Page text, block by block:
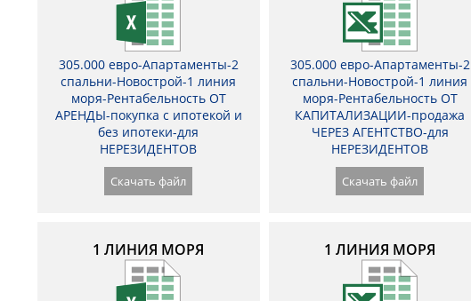
305.000 евро-Апартаменты-2
спальни-Новострой-1 линия
моря-Рентабельность ОТ
АРЕНДЫ-покупка с ипотекой и
без ипотеки-для
НЕРЕЗИДЕНТОВ
Скачать файл
305.000 евро-Апартаменты-2
спальни-Новострой-1 линия
моря-Рентабельность ОТ
КАПИТАЛИЗАЦИИ-продажа
ЧЕРЕЗ АГЕНТСТВО-для
НЕРЕЗИДЕНТОВ
Скачать файл
1 ЛИНИЯ МОРЯ 1 ЛИНИЯ МОРЯ